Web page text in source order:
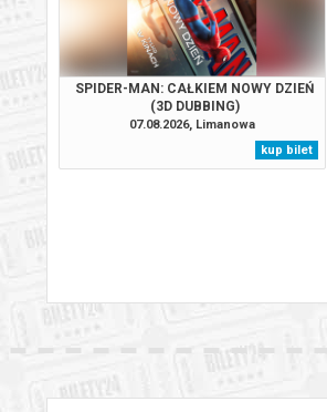
SPIDER-MAN: CAŁKIEM NOWY DZIEŃ
(3D DUBBING)
07.08.2026, Limanowa
kup bilet